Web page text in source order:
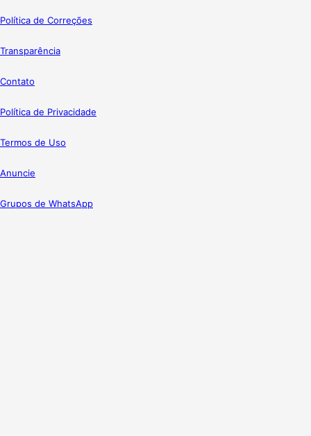
Política de Correções
Transparência
Contato
Política de Privacidade
Termos de Uso
Anuncie
Grupos de WhatsApp